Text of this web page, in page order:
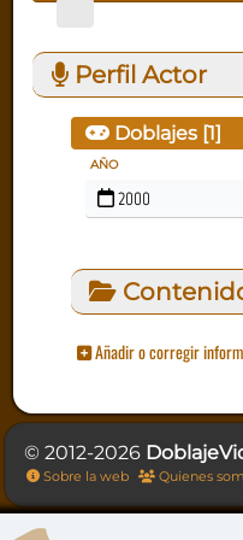
Perfil Actor
Doblajes [1]
AÑO
2000
Añadir o corregir
© 2012-2026
Sobre la web Quienes